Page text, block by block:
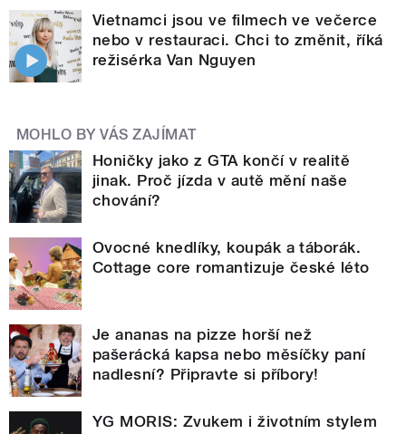
Vietnamci jsou ve filmech ve večerce
nebo v restauraci. Chci to změnit, říká
režisérka Van Nguyen
MOHLO BY VÁS ZAJÍMAT
Honičky jako z GTA končí v realitě
jinak. Proč jízda v autě mění naše
chování?
Ovocné knedlíky, koupák a táborák.
Cottage core romantizuje české léto
Je ananas na pizze horší než
pašerácká kapsa nebo měsíčky paní
nadlesní? Připravte si příbory!
YG MORIS: Zvukem i životním stylem